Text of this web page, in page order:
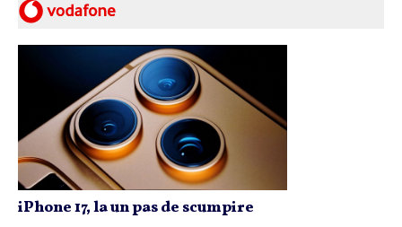
iPhone 17, la un pas de scumpire